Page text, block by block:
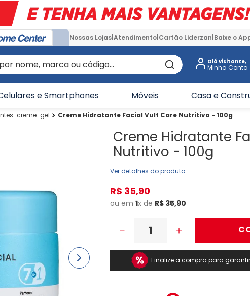
Nossas Lojas Atendimento Cartão Liderzan Baixe o
nome, marca ou código... Olá visitante,
e Smartphones Móveis Casa e
creme-gel Creme Hidratante Facial Vult Care Nutritivo - 100g
Creme Hidratante
Nutritivo - 100g
Ver detalhes do produto
R$ 35,90
ou em1x de R$ 35,90
＋
－
Finalize a compra para garantir